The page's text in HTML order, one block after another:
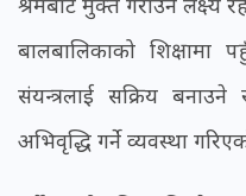
बालबालिकाको शिक्षामा
संयन्त्रलाई सक्रिय
अभिवृद्धि गर्ने व्यवस्था